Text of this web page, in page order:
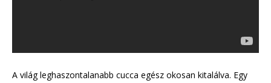
A világ leghaszontalanabb cucca egész okosan kitalálva. Egy